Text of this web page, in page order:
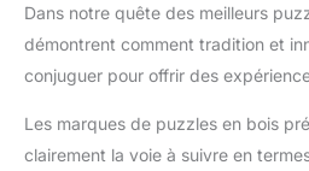
Dans notre quête des meilleurs
démontrent comment tradition et
conjuguer pour offrir des
Les marques de puzzles en bois
clairement la voie à suivre en